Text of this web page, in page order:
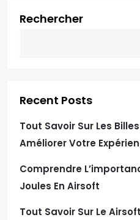
Rechercher
Recent Posts
Tout Savoir Sur Les
Améliorer Votre
Comprendre
Joules En Airsoft
Tout Savoir Sur Le